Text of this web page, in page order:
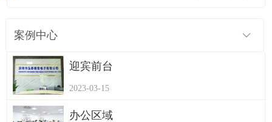
案例中心
迎宾前台
2023-03-15
办公区域